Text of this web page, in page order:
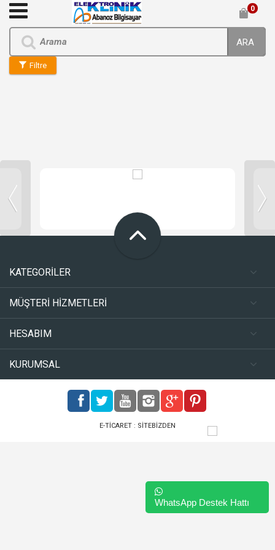
0
ARA
Filtre
KATEGORİLER
MÜŞTERİ HİZMETLERİ
HESABIM
KURUMSAL
E-TICARET : SITEBIZDEN
WhatsApp Destek Hattı